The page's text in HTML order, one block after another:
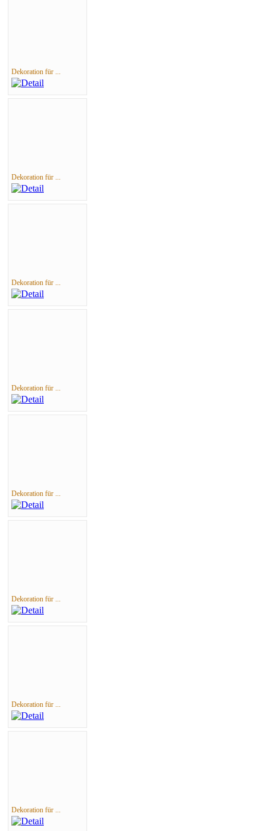
Dekoration für ...
Dekoration für ...
Dekoration für ...
Dekoration für ...
Dekoration für ...
Dekoration für ...
Dekoration für ...
Dekoration für ...